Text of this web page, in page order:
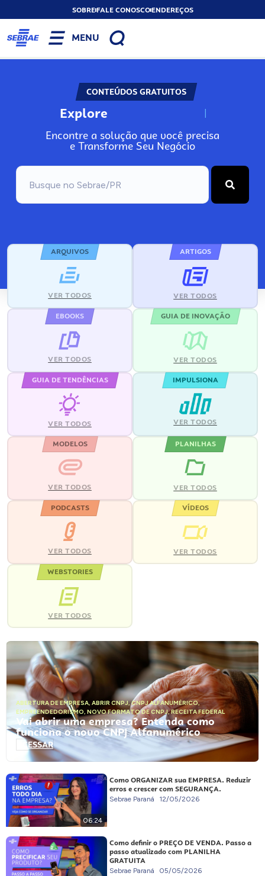
SOBREFALE CONOSCOENDEREÇOS
MENU
CONTEÚDOS GRATUITOS
Explore N
Encontre a solução que você precisa
e Transforme Seu Negócio
ARQUIVOS
VER TODOS
ARTIGOS
VER TODOS
EBOOKS
VER TODOS
GUIA DE INOVAÇÃO
VER TODOS
GUIA DE TENDÊNCIAS
VER TODOS
IMPULSIONA
VER TODOS
MODELOS
VER TODOS
PLANILHAS
VER TODOS
PODCASTS
VER TODOS
VÍDEOS
VER TODOS
WEBSTORIES
VER TODOS
ABERTURA DE EMPRESA, ABRIR CNPJ,CNPJ ALFANUMÉRICO,
EMPREENDEDORISMO, NOVO FORMATO DE CNPJ,RECEITA FEDERAL
Vai abrir uma empresa? Entenda como
funciona o novo CNPJ Alfanumérico
ACESSAR
06:24
Como ORGANIZAR sua EMPRESA. Reduzir
erros e crescer com SEGURANÇA.
Sebrae Paraná 12/05/2026
Como definir o PREÇO DE VENDA. Passo a
passo atualizado com PLANILHA
GRATUITA
Sebrae Paraná 05/05/2026